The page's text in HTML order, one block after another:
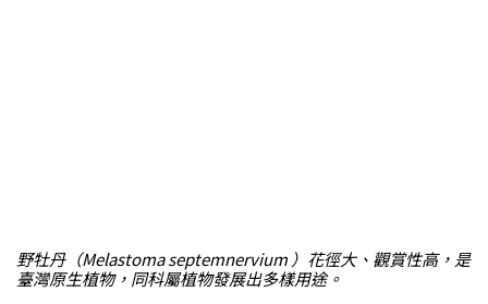
野牡丹（Melastoma septemnervium ）花徑大、觀賞性高，是
臺灣原生植物，同科屬植物發展出多樣用途。